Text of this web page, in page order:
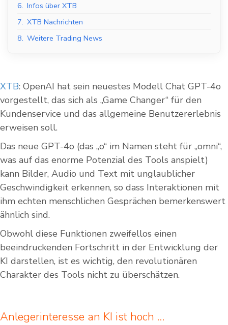
6. Infos über XTB
7. XTB Nachrichten
8. Weitere Trading News
XTB: OpenAI hat sein neuestes Modell Chat GPT-4o
vorgestellt, das sich als „Game Changer“ für den
Kundenservice und das allgemeine Benutzererlebnis
erweisen soll.
Das neue GPT-4o (das „o“ im Namen steht für „omni“,
was auf das enorme Potenzial des Tools anspielt)
kann Bilder, Audio und Text mit unglaublicher
Geschwindigkeit erkennen, so dass Interaktionen mit
ihm echten menschlichen Gesprächen bemerkenswert
ähnlich sind.
Obwohl diese Funktionen zweifellos einen
beeindruckenden Fortschritt in der Entwicklung der
KI darstellen, ist es wichtig, den revolutionären
Charakter des Tools nicht zu überschätzen.
Anlegerinteresse an KI ist hoch …